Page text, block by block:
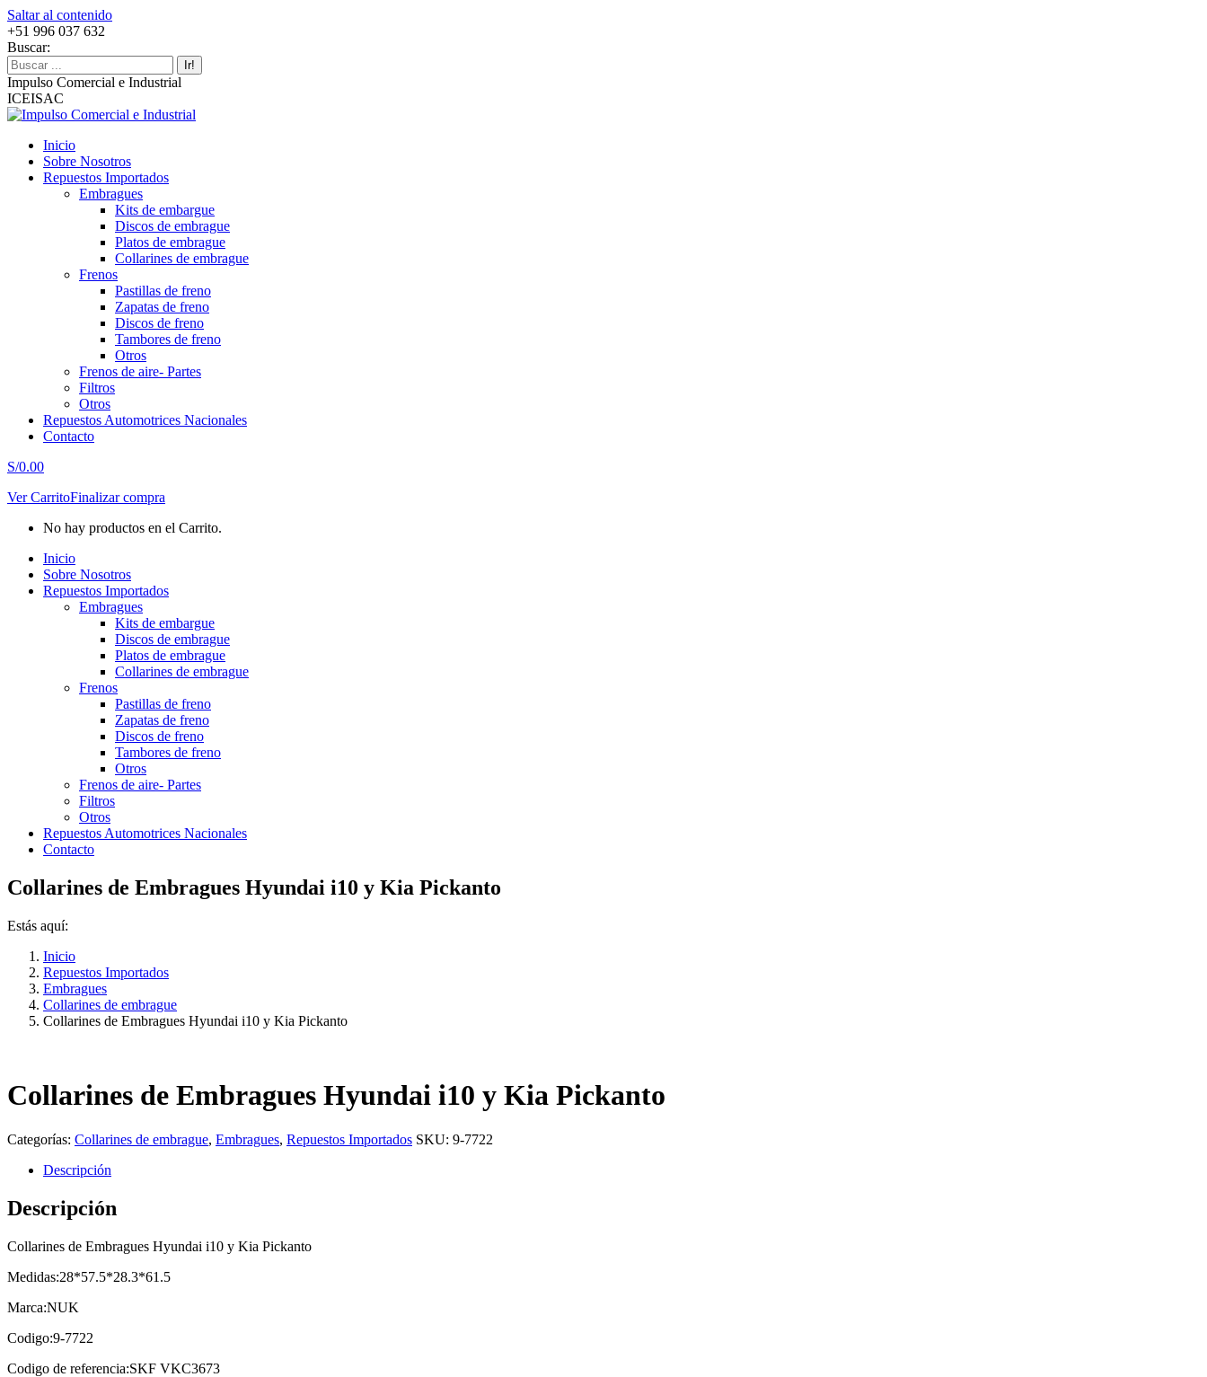
Saltar al contenido
+51 996 037 632
Buscar:
Impulso Comercial e Industrial
ICEISAC
Inicio
Sobre Nosotros
Repuestos Importados
Embragues
Kits de embargue
Discos de embrague
Platos de embrague
Collarines de embrague
Frenos
Pastillas de freno
Zapatas de freno
Discos de freno
Tambores de freno
Otros
Frenos de aire- Partes
Filtros
Otros
Repuestos Automotrices Nacionales
Contacto
S/0.00
Ver CarritoFinalizar compra
No hay productos en el Carrito.
Inicio
Sobre Nosotros
Repuestos Importados
Embragues
Kits de embargue
Discos de embrague
Platos de embrague
Collarines de embrague
Frenos
Pastillas de freno
Zapatas de freno
Discos de freno
Tambores de freno
Otros
Frenos de aire- Partes
Filtros
Otros
Repuestos Automotrices Nacionales
Contacto
Collarines de Embragues Hyundai i10 y Kia Pickanto
Estás aquí:
Inicio
Repuestos Importados
Embragues
Collarines de embrague
Collarines de Embragues Hyundai i10 y Kia Pickanto
Collarines de Embragues Hyundai i10 y Kia Pickanto
Categorías: Collarines de embrague, Embragues, Repuestos Importados SKU: 9-7722
Descripción
Descripción
Collarines de Embragues Hyundai i10 y Kia Pickanto
Medidas:28*57.5*28.3*61.5
Marca:NUK
Codigo:9-7722
Codigo de referencia:SKF VKC3673